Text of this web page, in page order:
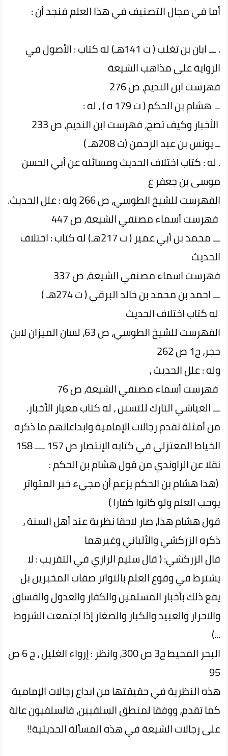
أما في مجال التصنيف في هذا العلم فنجد أن :
. ـــ ابان بن تغلب ( ت 141هـ) له كتاب : الأصول في
الرواية على مذاهب الشيعة
فهرست ابن النديم، ص 276
ــ هشام بن الحكم ( ت 179 ه ) ، له :
الأخبار وكيف تصح، فهرست ابن النديم، ص 233
ــ يونس بن عبد الرحمن (ت 208هـ )
. له : كتاب اختلاف الحديث ومسائله عن أبي الحسن
موسى بن جعفر ع
الفهرست للشيخ الطوسي، ص 266 وله : علل الحديث.
فهرست أسماء مصنفي الشيعة، ص 447
ـــ محمد بن أبي عمير ( ت 217هـ) له كتاب : اختلاف
الحديث
فهرست اسماء مصنفي الشيعة، ص 337
ـــ احمد بن محمد بن خالد البرقي ( ت 274هـ )
له كتاب اختلاف الحديث
الفهرست للشيخ الطوسي، ص 63، لسان الميزان لابن
حجر، ج1 ص 262
وله : علل الحديث ،
فهرست أسماء مصنفي الشيعة، ص 76
ـــ العياشي التارك للتسنن ، له كتاب معيار الأخبار.
من أمثلة تقدم رجالات الإمامية وابداعاتهم ما ذكره
الخياط المعتزلي في كتابه الإنتصار ص 157 ــــ 158
نقلا عن الراوندي من قول هشام بن الحكم :
(هذا هشام بن الحكم يزعم أن مجيء خبر المتواتر
يوجب العلم ولو كانوا كفارا )
قول هشام هذا، صار لاحقا نظرية عند أهل السنة ،
ذكره الزركشي والألباني وغيرهما
قال الزركشي: ( قال سليم الرازي في التقريب : لا
يشترط في وقوع العلم بالتواتر صفات المخبرين بل
يقع ذلك بأخبار المسلمين والكفار والعدول والفساق
والاحرار والعبيد والكبار والصغار إذا اجتمعت الشروط
...)
البحر المحيط ج3 ص 300، وانظر : إرواء الغليل ، ج 6 ص
95
هذه النظرية في حقيقتها من ابداع رجالات الإمامية
كما تقدم، ووفقا لمنطق السلفيين، فالسلفيون عالة
على رجالات الشيعة في هذه المسألة الحديثية!!